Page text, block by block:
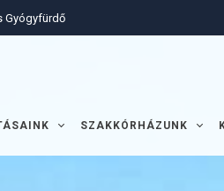
Gyógyfürdő
SZAKKÓRHÁZUNK